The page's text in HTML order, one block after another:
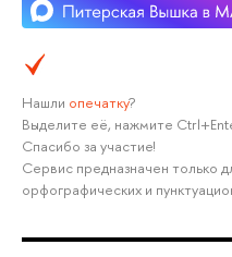
Нашли опечатку?
Выделите её, нажмите
Спасибо за участие!
Сервис предназначен только
орфографических и